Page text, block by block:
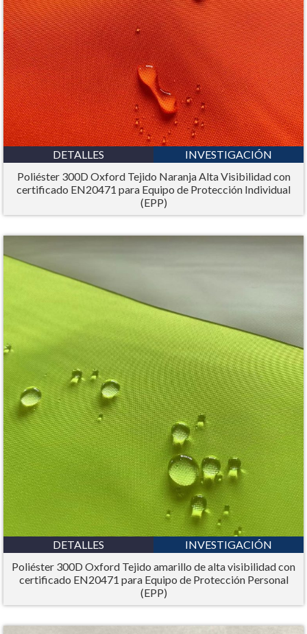
DETALLES
INVESTIGACIÓN
Poliéster 300D Oxford Tejido Naranja Alta Visibilidad con
certificado EN20471 para Equipo de Protección Individual
(EPP)
DETALLES
INVESTIGACIÓN
Poliéster 300D Oxford Tejido amarillo de alta visibilidad con
certificado EN20471 para Equipo de Protección Personal
(EPP)